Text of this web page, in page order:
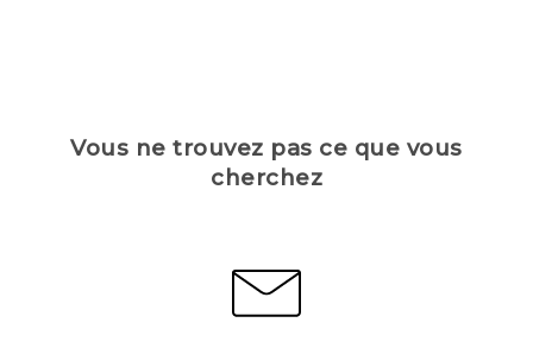
Vous ne trouvez pas ce que vous
cherchez